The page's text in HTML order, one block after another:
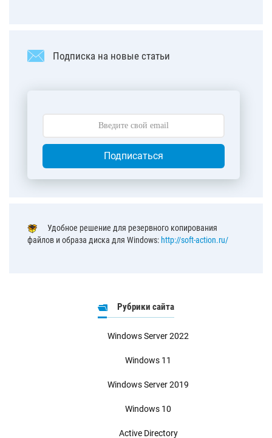
Подписка на новые статьи
Подписаться
Удобное решение для резервного копирования
файлов и образа диска для Windows: http://soft-action.ru/
Рубрики сайта
Windows Server 2022
Windows 11
Windows Server 2019
Windows 10
Active Directory